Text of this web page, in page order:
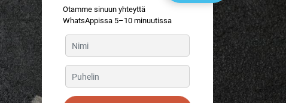
Otamme sinuun yhteyttä
WhatsAppissa 5–10 minuutissa